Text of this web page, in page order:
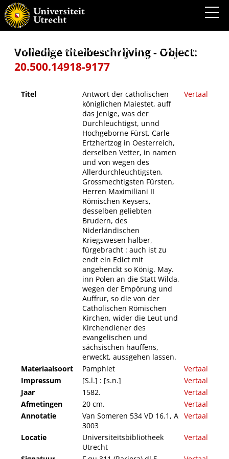
Antwort der catholischen königlichen Maiestet, auff das jenige, was der
Durchleuchtigst, unnd Hochgeborne Fürst, Carle Ertzhertzog in Oesterreich, derselben
Vetter, in namen und von wegen des Allerdurchleuchtigsten, Grossmechtigsten
Fürsten, Herren Maximiliani II Römischen Keysers, desselben geliebten Brudern, des
Auffrur, so die von der Catholischen Römischen Kirchen, wider die Leut und
Kirchendiener des evangelischen und sächsischen hauffens, erweckt, aussgehen
lassen.
Volledige titelbeschrijving - Object:
20.500.14918-9177
Titel
Antwort der catholischen
königlichen Maiestet, auff
das jenige, was der
Durchleuchtigst, unnd
Hochgeborne Fürst, Carle
Ertzhertzog in Oesterreich,
derselben Vetter, in namen
und von wegen des
Allerdurchleuchtigsten,
Grossmechtigsten Fürsten,
Herren Maximiliani II
Römischen Keysers,
desselben geliebten
Brudern, des
Niderländischen
Kriegswesen halber,
fürgebracht : auch ist zu
endt ein Edict mit
angehenckt so König. May.
inn Polen an die Statt Wilda,
wegen der Empörung und
Auffrur, so die von der
Catholischen Römischen
Kirchen, wider die Leut und
Kirchendiener des
evangelischen und
sächsischen hauffens,
erweckt, aussgehen lassen.
Vertaal
Materiaalsoort Pamphlet
Vertaal
Impressum
[S.l.] : [s.n.]
Vertaal
Jaar
1582.
Vertaal
Afmetingen
20 cm.
Vertaal
Annotatie
Van Someren 534 VD 16.1, A
3003
Vertaal
Locatie
Universiteitsbibliotheek
Utrecht
Vertaal